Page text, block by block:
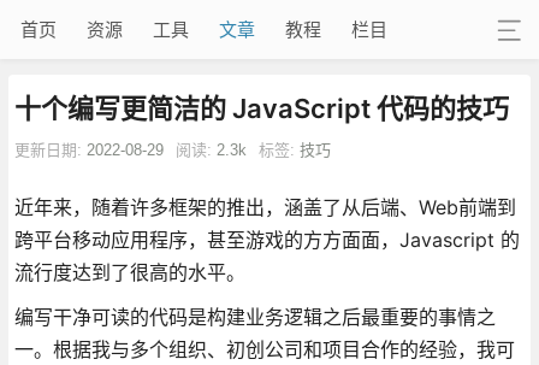
首页 资源 工具 文章 教程 栏目
十个编写更简洁的 JavaScript 代码的技巧
更新日期: 2022-08-29 阅读: 2.3k 标签: 技巧
近年来，随着许多框架的推出，涵盖了从后端、Web前端到
跨平台移动应用程序，甚至游戏的方方面面，Javascript 的
流行度达到了很高的水平。
编写干净可读的代码是构建业务逻辑之后最重要的事情之
一。根据我与多个组织、初创公司和项目合作的经验，我可